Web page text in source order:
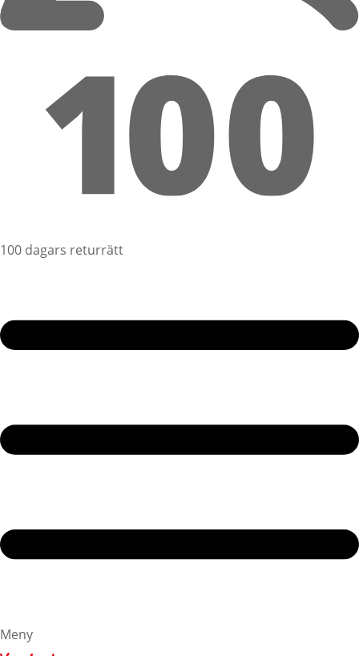
100 dagars returrätt
Meny